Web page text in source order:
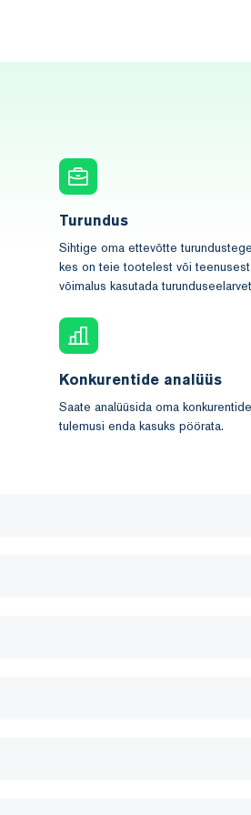
Turundus
Sihtige oma ettevõtte
kes on teie tootelest või
võimalus kasutada
Konkurentide analüüs
Saate analüüsida oma
tulemusi enda kasuks pöörata.